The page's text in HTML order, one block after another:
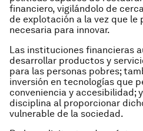
financiero, vigilándolo de
de explotación a la vez que
necesaria para innovar.
Las instituciones financieras
desarrollar productos y
para las personas pobres;
inversión en tecnologías que
conveniencia y accesibilidad;
disciplina al proporcionar
vulnerable de la sociedad.